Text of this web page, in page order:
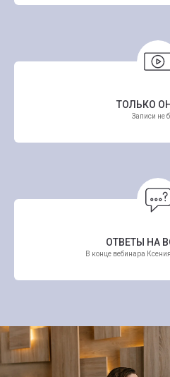
ТОЛЬКО
Записи не
ОТВЕТЫ НА
В конце вебинара